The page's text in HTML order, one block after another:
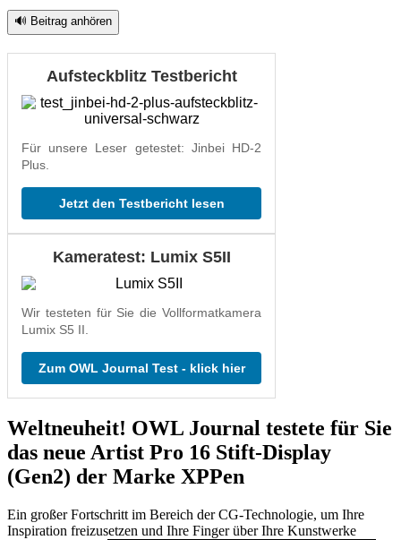
🔊 Beitrag anhören
Aufsteckblitz Testbericht
Für unsere Leser getestet: Jinbei HD-2
Plus.
Jetzt den Testbericht lesen
Kameratest: Lumix S5II
Wir testeten für Sie die Vollformatkamera
Lumix S5 II.
Zum OWL Journal Test - klick hier
Weltneuheit! OWL Journal testete für Sie
das neue Artist Pro 16 Stift-Display
(Gen2) der Marke XPPen
Ein großer Fortschritt im Bereich der CG-Technologie, um Ihre
Inspiration freizusetzen und Ihre Finger über Ihre Kunstwerke